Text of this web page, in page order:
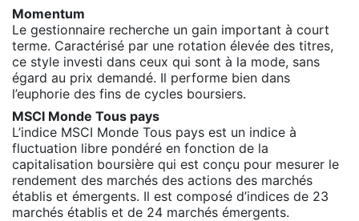
Momentum
Le gestionnaire recherche un gain important à court
terme. Caractérisé par une rotation élevée des titres,
ce style investi dans ceux qui sont à la mode, sans
égard au prix demandé. Il performe bien dans
l’euphorie des fins de cycles boursiers.
MSCI Monde Tous pays
L’indice MSCI Monde Tous pays est un indice à
fluctuation libre pondéré en fonction de la
capitalisation boursière qui est conçu pour mesurer le
rendement des marchés des actions des marchés
établis et émergents. Il est composé d’indices de 23
marchés établis et de 24 marchés émergents.